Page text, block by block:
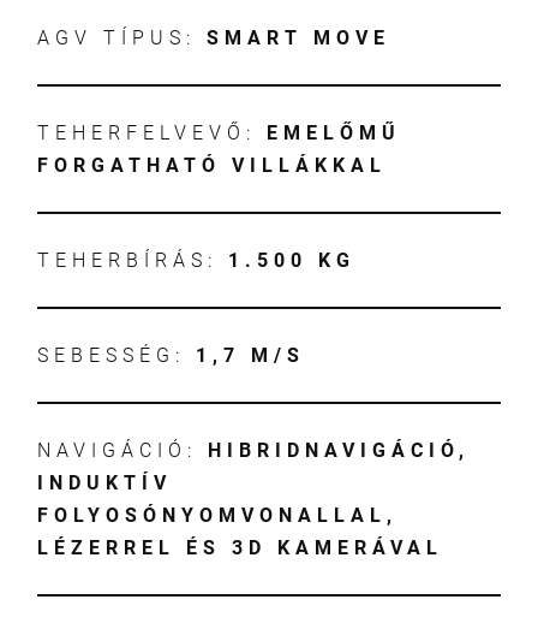
AGV TÍPUS: SMART MOVE
TEHERFELVEVŐ: EMELŐMŰ
FORGATHATÓ VILLÁKKAL
TEHERBÍRÁS: 1.500 KG
SEBESSÉG: 1,7 M/S
NAVIGÁCIÓ: HIBRIDNAVIGÁCIÓ,
INDUKTÍV
FOLYOSÓNYOMVONALLAL,
LÉZERREL ÉS 3D KAMERÁVAL